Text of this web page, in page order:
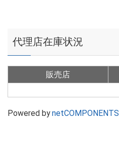
代理店在庫状況
販売店
Powered bynetCOMPONENTS